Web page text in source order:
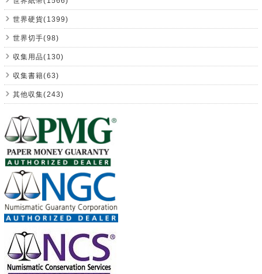
世界硬貨(1399)
世界切手(98)
収集用品(130)
収集書籍(63)
其他収集(243)